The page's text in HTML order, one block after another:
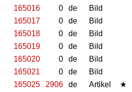
165016
0 de Bild
165017
0 de Bild
165018
0 de Bild
165019
0 de Bild
165020
0 de Bild
165021
0 de Bild
165025
2906 de Artikel ★